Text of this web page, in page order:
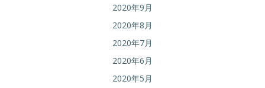
2020年9月
2020年8月
2020年7月
2020年6月
2020年5月